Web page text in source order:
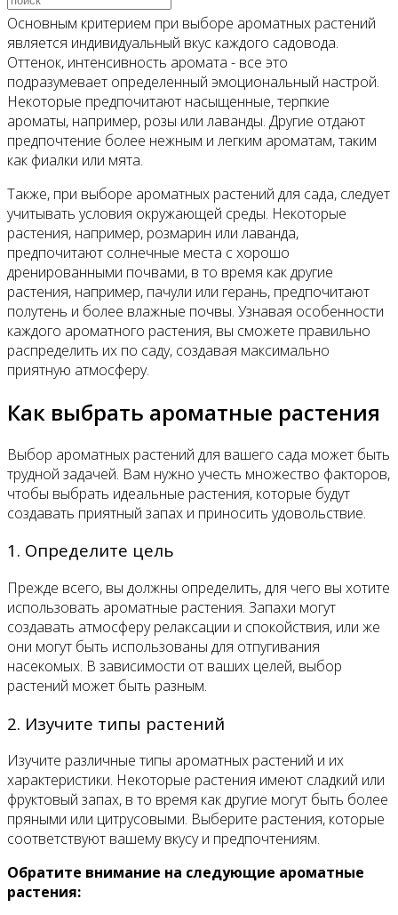
Основным критерием при выборе ароматных растений
является индивидуальный вкус каждого садовода.
Оттенок, интенсивность аромата - все это
подразумевает определенный эмоциональный настрой.
Некоторые предпочитают насыщенные, терпкие
ароматы, например, розы или лаванды. Другие отдают
предпочтение более нежным и легким ароматам, таким
как фиалки или мята.
Также, при выборе ароматных растений для сада, следует
учитывать условия окружающей среды. Некоторые
растения, например, розмарин или лаванда,
предпочитают солнечные места с хорошо
дренированными почвами, в то время как другие
растения, например, пачули или герань, предпочитают
полутень и более влажные почвы. Узнавая особенности
каждого ароматного растения, вы сможете правильно
распределить их по саду, создавая максимально
приятную атмосферу.
Как выбрать ароматные растения
Выбор ароматных растений для вашего сада может быть
трудной задачей. Вам нужно учесть множество факторов,
чтобы выбрать идеальные растения, которые будут
создавать приятный запах и приносить удовольствие.
1. Определите цель
Прежде всего, вы должны определить, для чего вы хотите
использовать ароматные растения. Запахи могут
создавать атмосферу релаксации и спокойствия, или же
они могут быть использованы для отпугивания
насекомых. В зависимости от ваших целей, выбор
растений может быть разным.
2. Изучите типы растений
Изучите различные типы ароматных растений и их
характеристики. Некоторые растения имеют сладкий или
фруктовый запах, в то время как другие могут быть более
пряными или цитрусовыми. Выберите растения, которые
соответствуют вашему вкусу и предпочтениям.
Обратите внимание на следующие ароматные
растения: